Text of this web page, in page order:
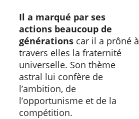
Il a marqué par ses
actions beaucoup de
générations car il a prôné à
travers elles la fraternité
universelle. Son thème
astral lui confère de
l’ambition, de
l’opportunisme et de la
compétition.